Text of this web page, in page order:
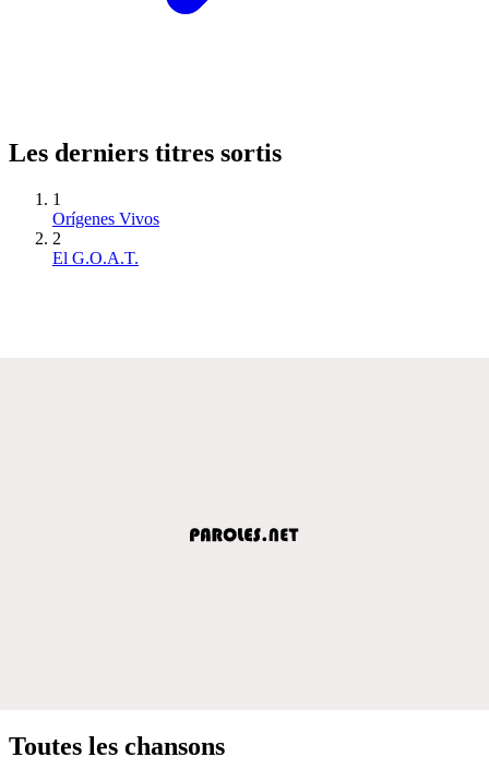
Les derniers titres sortis
1
Orígenes Vivos
2
El G.O.A.T.
Toutes les chansons